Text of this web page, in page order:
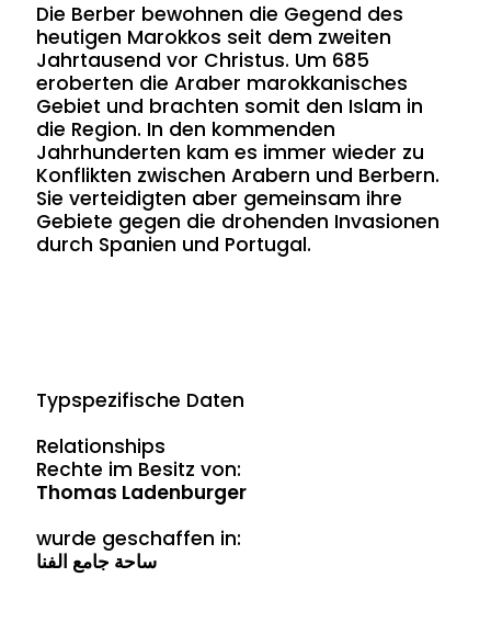
Die Berber bewohnen die Gegend des
heutigen Marokkos seit dem zweiten
Jahrtausend vor Christus. Um 685
eroberten die Araber marokkanisches
Gebiet und brachten somit den Islam in
die Region. In den kommenden
Jahrhunderten kam es immer wieder zu
Konflikten zwischen Arabern und Berbern.
Sie verteidigten aber gemeinsam ihre
Gebiete gegen die drohenden Invasionen
durch Spanien und Portugal.
Typspezifische Daten
Relationships
Rechte im Besitz von:
Thomas Ladenburger
wurde geschaffen in:
ساحة جامع الفنا